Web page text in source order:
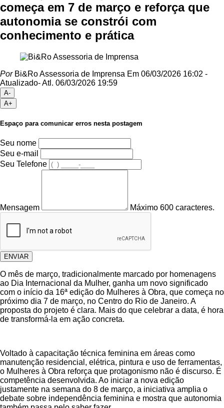
começa em 7 de março e reforça que
autonomia se constrói com
conhecimento e prática
PorBi&Ro Assessoria de Imprensa Em 06/03/2026 16:02 -
Atualizado- Atl. 06/03/2026 19:59
A-
A+
Espaço para comunicar erros nesta postagem
Seu nome
Seu e-mail
Seu Telefone
Mensagem Máximo 600 caracteres.
ENVIAR
O mês de março, tradicionalmente marcado por homenagens
ao Dia Internacional da Mulher, ganha um novo significado
com o início da 16ª edição do Mulheres à Obra, que começa no
próximo dia 7 de março, no Centro do Rio de Janeiro. A
proposta do projeto é clara. Mais do que celebrar a data, é hora
de transformá-la em ação concreta.
Voltado à capacitação técnica feminina em áreas como
manutenção residencial, elétrica, pintura e uso de ferramentas,
o Mulheres à Obra reforça que protagonismo não é discurso. É
competência desenvolvida. Ao iniciar a nova edição
justamente na semana do 8 de março, a iniciativa amplia o
debate sobre independência feminina e mostra que autonomia